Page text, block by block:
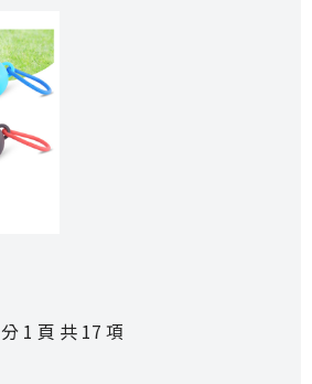
分 1 頁 共 17 項